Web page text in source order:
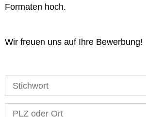
Formaten hoch.
Wir freuen uns auf Ihre Bewerbung!